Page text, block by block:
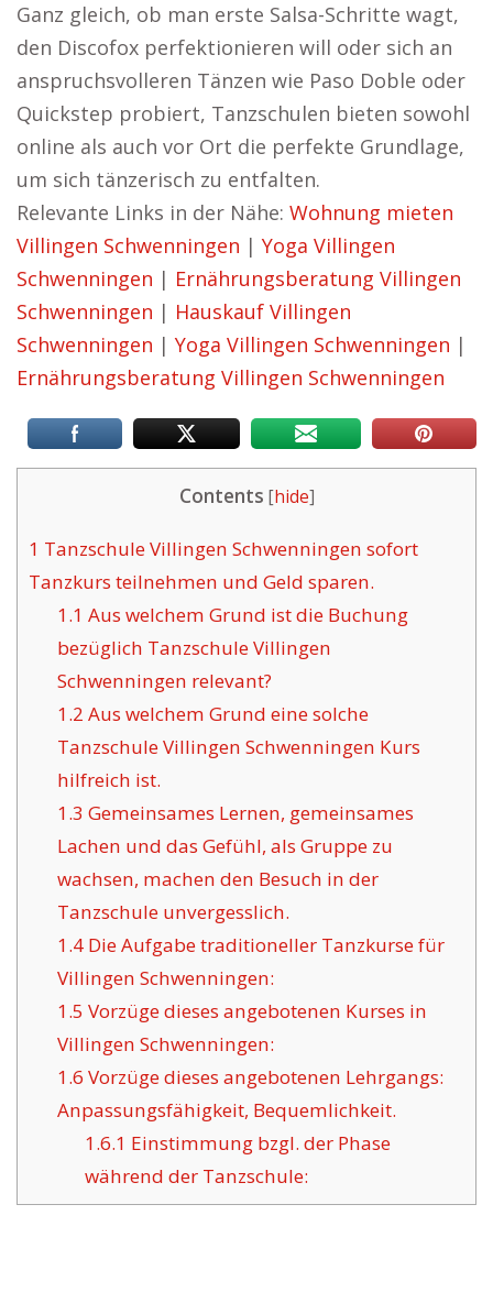
Ganz gleich, ob man erste Salsa-Schritte wagt,
den Discofox perfektionieren will oder sich an
anspruchsvolleren Tänzen wie Paso Doble oder
Quickstep probiert, Tanzschulen bieten sowohl
online als auch vor Ort die perfekte Grundlage,
um sich tänzerisch zu entfalten.
Relevante Links in der Nähe: Wohnung mieten
Villingen Schwenningen | Yoga Villingen
Schwenningen | Ernährungsberatung Villingen
Schwenningen | Hauskauf Villingen
Schwenningen | Yoga Villingen Schwenningen |
Ernährungsberatung Villingen Schwenningen
Contents [hide]
1 Tanzschule Villingen Schwenningen sofort
Tanzkurs teilnehmen und Geld sparen.
1.1 Aus welchem Grund ist die Buchung
bezüglich Tanzschule Villingen
Schwenningen relevant?
1.2 Aus welchem Grund eine solche
Tanzschule Villingen Schwenningen Kurs
hilfreich ist.
1.3 Gemeinsames Lernen, gemeinsames
Lachen und das Gefühl, als Gruppe zu
wachsen, machen den Besuch in der
Tanzschule unvergesslich.
1.4Die Aufgabe traditioneller Tanzkurse für
Villingen Schwenningen:
1.5 Vorzüge dieses angebotenen Kurses in
Villingen Schwenningen:
1.6 Vorzüge dieses angebotenen Lehrgangs:
Anpassungsfähigkeit, Bequemlichkeit.
1.6.1 Einstimmung bzgl. der Phase
während der Tanzschule: